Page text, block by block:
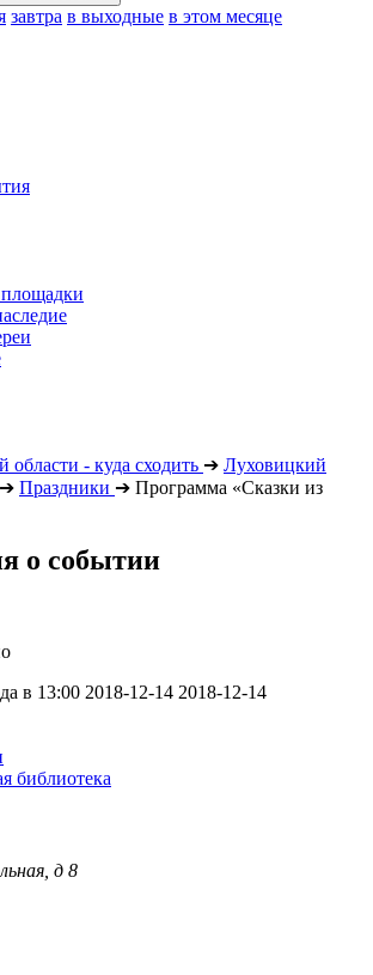
завтра в выходные в этом месяце
- куда сходить ➔ Луховицкий
➔ Праздники ➔ Программа «Сказки из
о событии
в 13:00 2018-12-14 2018-12-14
библиотека
д 8